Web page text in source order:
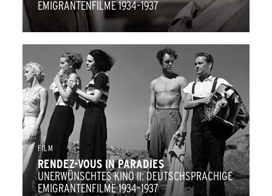
EMIGRANTENFILME 1934–1937
FILM
RENDEZ-VOUS IN PARADIES
UNERWÜNSCHTES KINO II: DEUTSCHSPRACHIGE
EMIGRANTENFILME 1934–1937